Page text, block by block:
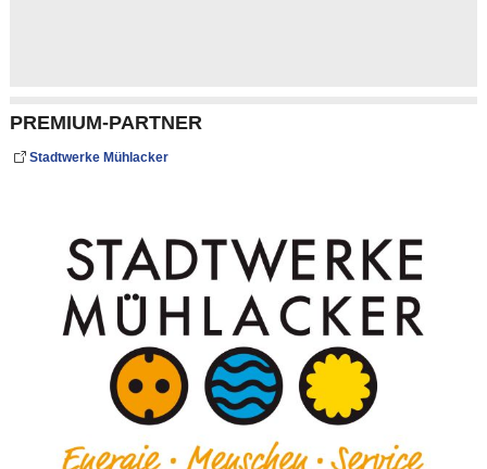
PREMIUM-PARTNER
Stadtwerke Mühlacker